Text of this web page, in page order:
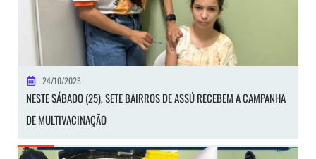
24/10/2025
NESTE SÁBADO (25), SETE BAIRROS DE ASSÚ RECEBEM A CAMPANHA
DE MULTIVACINAÇÃO